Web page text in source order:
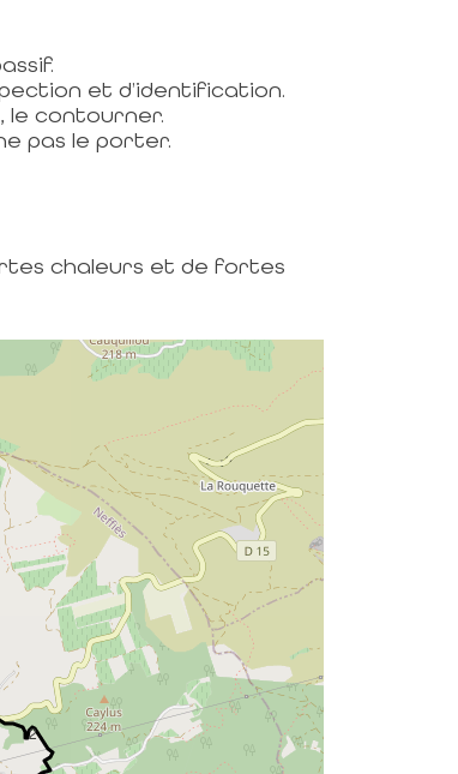
et d’identification.
le contourner.
pas le porter.
chaleurs et de fortes
2